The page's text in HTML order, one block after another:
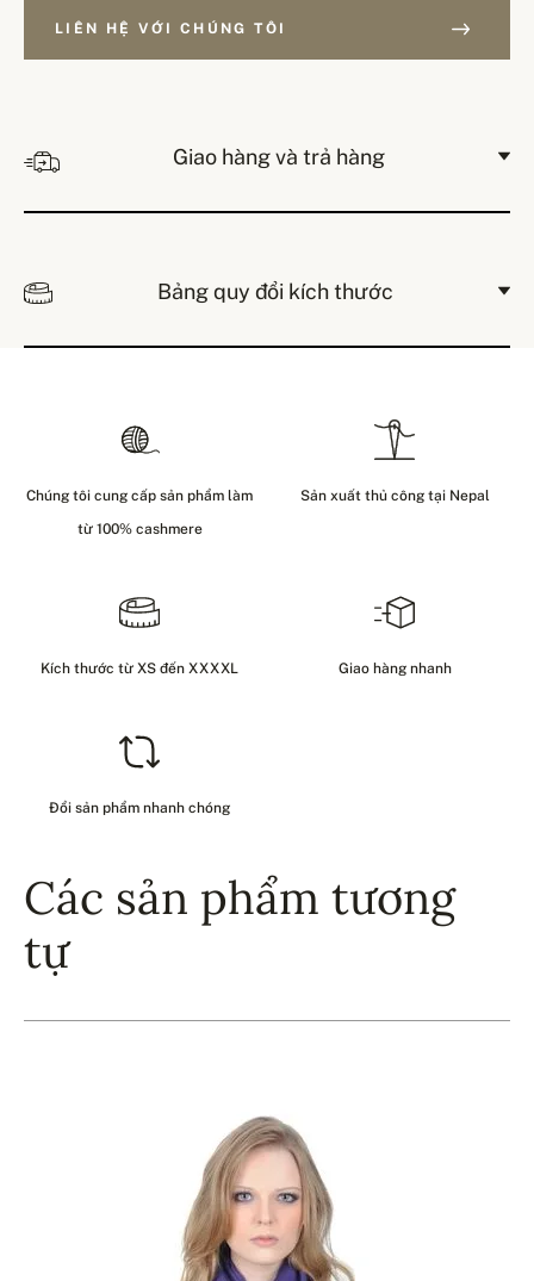
LIÊN HỆ VỚI CHÚNG TÔI
Giao hàng và trả hàng
Bảng quy đổi kích thước
Chúng tôi cung cấp sản phẩm làm
từ 100% cashmere
Sản xuất thủ công tại Nepal
Kích thước từ XS đến XXXXL Giao hàng nhanh
Đổi sản phẩm nhanh chóng
Các sản phẩm tương
tự